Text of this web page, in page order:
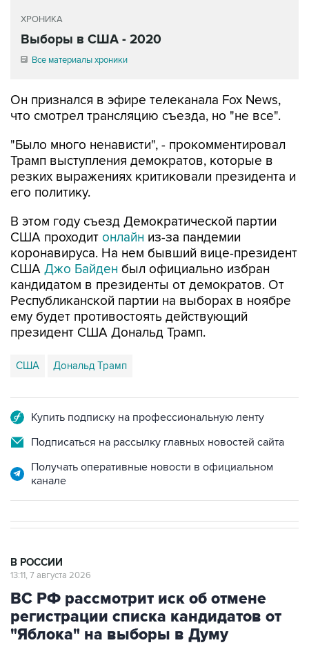
ХРОНИКА
Выборы в США - 2020
Все материалы хроники
Он признался в эфире телеканала Fox News,
что смотрел трансляцию съезда, но "не все".
"Было много ненависти", - прокомментировал
Трамп выступления демократов, которые в
резких выражениях критиковали президента и
его политику.
В этом году съезд Демократической партии
США проходит онлайн из-за пандемии
коронавируса. На нем бывший вице-президент
США Джо Байден был официально избран
кандидатом в президенты от демократов. От
Республиканской партии на выборах в ноябре
ему будет противостоять действующий
президент США Дональд Трамп.
США Дональд Трамп
Купить подписку на профессиональную ленту
Подписаться на рассылку главных новостей сайта
Получать оперативные новости в официальном
канале
В РОССИИ
13:11, 7 августа 2026
ВС РФ рассмотрит иск об отмене
регистрации списка кандидатов от
"Яблока" на выборы в Думу